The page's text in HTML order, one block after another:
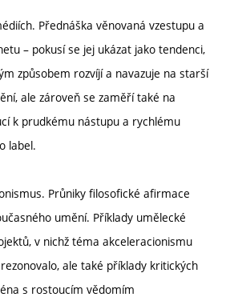
Přednáška věnovaná vzestupu a
– pokusí se jej ukázat jako tendenci,
způsobem rozvíjí a navazuje na starší
ale zároveň se zaměří také na
k prudkému nástupu a rychlému
label.
Průniky filosofické afirmace
umění. Příklady umělecké
v nichž téma akceleracionismu
ale také příklady kritických
s rostoucím vědomím